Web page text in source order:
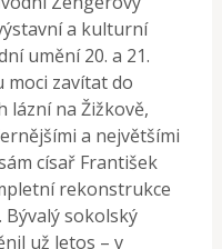
a kulturní
umění 20. a 21.
moci zavítat do
lázní na Žižkově,
a největšími
císař František
rekonstrukce
sokolský
už letos – v